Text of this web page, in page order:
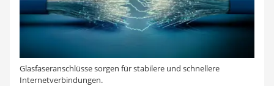
Glasfaseranschlüsse sorgen für stabilere und schnellere
Internetverbindungen.